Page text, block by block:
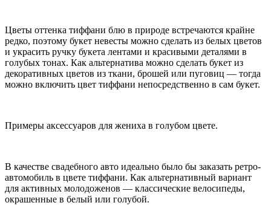
Цветы оттенка тиффани блю в природе встречаются крайне
редко, поэтому букет невесты можно сделать из белых цветов
и украсить ручку букета лентами и красивыми деталями в
голубых тонах. Как альтернатива можно сделать букет из
декоративных цветов из ткани, брошей или пуговиц — тогда
можно включить цвет тиффани непосредственно в сам букет.
Примеры аксессуаров для жениха в голубом цвете.
В качестве свадебного авто идеально было бы заказать ретро-
автомобиль в цвете тиффани. Как альтернативный вариант
для активных молодоженов — классические велосипеды,
окрашенные в белый или голубой.